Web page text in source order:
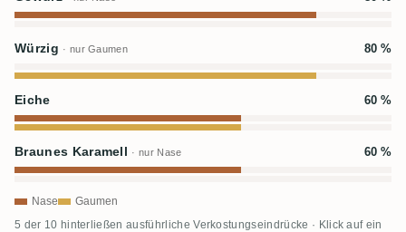
Würzig · nur Gaumen 80 %
Eiche 60 %
Braunes Karamell · nur Nase 60 %
Nase Gaumen
5 der 10 hinterließen ausführliche Verkostungseindrücke · Klick auf ein